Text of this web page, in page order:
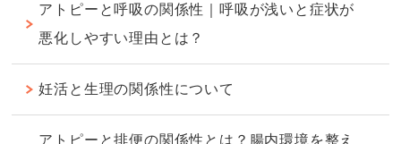
アトピーと呼吸の関係性｜呼吸が浅いと症状が
悪化しやすい理由とは？
妊活と生理の関係性について
アトピーと排便の関係性とは？腸内環境を整え